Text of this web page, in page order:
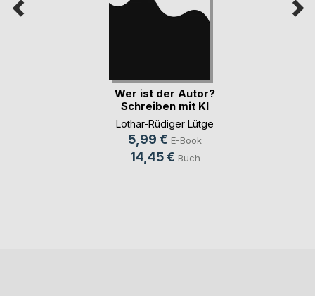
Wer ist der Autor?
Schreiben mit KI
Lothar-Rüdiger Lütge
5,99 € E-Book
14,45 € Buch